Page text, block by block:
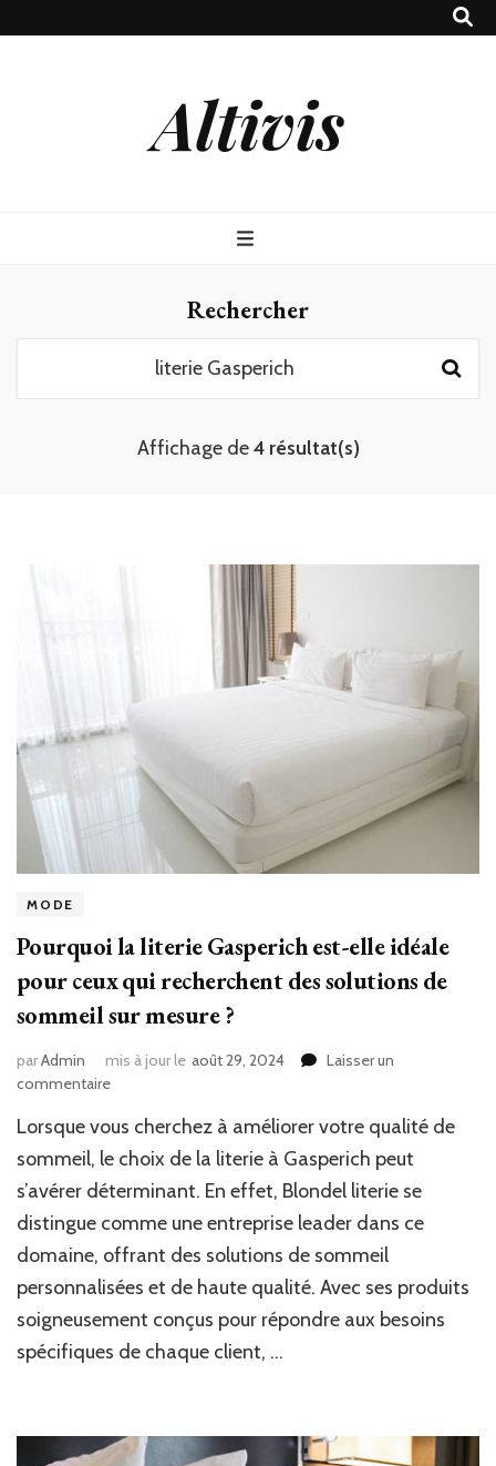
Altivis
Rechercher
Rechercher :
Affichage de4 résultat(s)
MODE
Pourquoi la literie Gasperich est-elle idéale
pour ceux qui recherchent des solutions de
sommeil sur mesure ?
parAdmin mis à jour le août 29, 2024
Laisser un
commentairesur
la
literie
est-
elle
idéale
pour
ceux
qui
recherchent
des
sommeil
sur
Lorsque vous cherchez à améliorer votre qualité de
sommeil, le choix de la literie à Gasperich peut
s’avérer déterminant. En effet, Blondel literie se
distingue comme une entreprise leader dans ce
domaine, offrant des solutions de sommeil
personnalisées et de haute qualité. Avec ses produits
soigneusement conçus pour répondre aux besoins
spécifiques de chaque client, …